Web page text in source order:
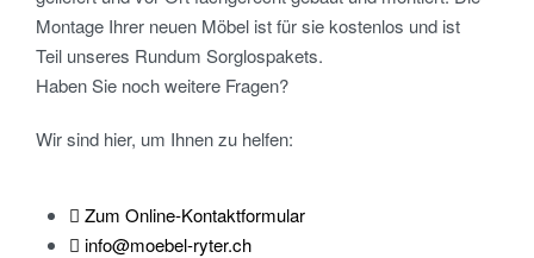
Montage Ihrer neuen Möbel ist für sie kostenlos und ist
Teil unseres Rundum Sorglospakets.
Haben Sie noch weitere Fragen?
Wir sind hier, um Ihnen zu helfen:
Zum Online-Kontaktformular
info@moebel-ryter.ch